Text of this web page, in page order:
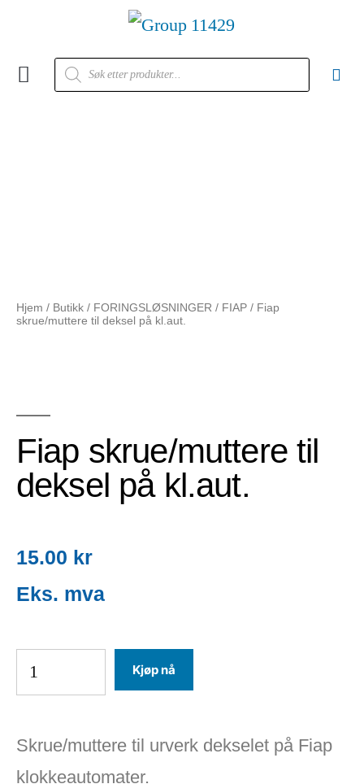
Hjem / Butikk / FORINGSLØSNINGER / FIAP / Fiap
skrue/muttere til deksel på kl.aut.
Fiap skrue/muttere til
deksel på kl.aut.
15.00 kr
Kjøp nå
Skrue/muttere til urverk dekselet på Fiap
klokkeautomater.